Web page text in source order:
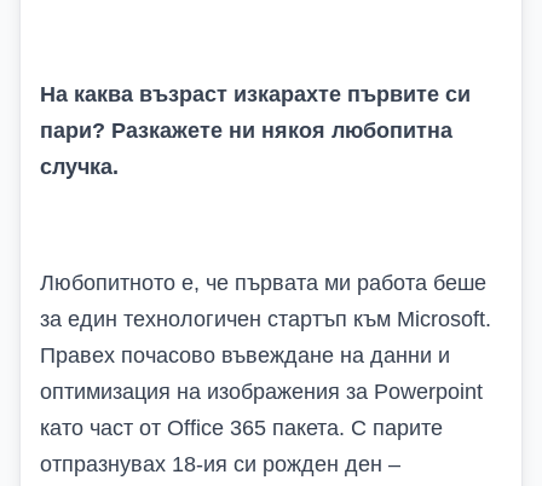
На каква възраст изкарахте първите си
пари? Разкажете ни някоя любопитна
случка.
Любопитното е, че първата ми работа беше
за един технологичен стартъп към Microsoft.
Правех почасово въвеждане на данни и
оптимизация на изображения за Powerpoint
като част от Office 365 пакета. С парите
отпразнувах 18-ия си рожден ден –